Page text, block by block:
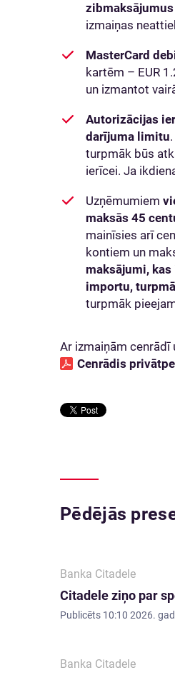
izmaiņas
MasterCard
kartēm – EUR
un izmantot
Autorizācijas
darījuma limitu
turpmāk būs
ierīcei. Ja
Uzņēmumiem
maksās 45
mainīsies arī
kontiem un
maksājumi,
importu,
turpmāk
Ar izmaiņām
Cenrādis
Pēdējās
Banka Citadele
Citadele ziņo par
Publicēts 10:10 2026.
Banka Citadele